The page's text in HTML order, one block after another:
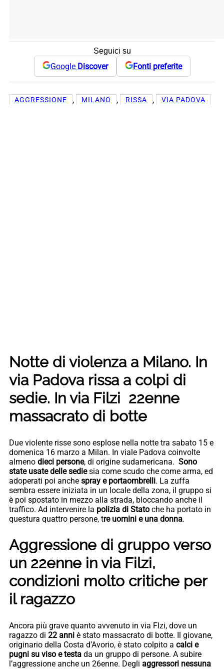
Seguici su
Google Discover Fonti preferite
AGGRESSIONE , MILANO , RISSA , VIA PADOVA
Notte di violenza a Milano. In
via Padova rissa a colpi di
sedie. In via Filzi 22enne
massacrato di botte
Due violente risse sono esplose nella notte tra sabato 15 e
domenica 16 marzo a Milan. In viale Padova coinvolte
almeno dieci persone, di origine sudamericana. Sono
state usate delle sediesia come scudo che come arma, ed
adoperati poi anche spray e portaombrelli. La zuffa
sembra essere iniziata in un locale della zona, il gruppo si
è poi spostato in mezzo alla strada, bloccando anche il
traffico. Ad intervenire la polizia di Stato che ha portato in
questura quattro persone, tre uomini e una donna.
Aggressione di gruppo verso
un 22enne in via Filzi,
condizioni molto critiche per
il ragazzo
Ancora più grave quanto avvenuto in via Flzi, dove un
ragazzo di 22 anni è stato massacrato di botte. Il giovane,
originario della Costa d’Avorio, è stato colpito a calci e
pugni su viso e testa da un gruppo di persone. A subire
l’aggressione anche un 26enne. Degli aggressori nessuna